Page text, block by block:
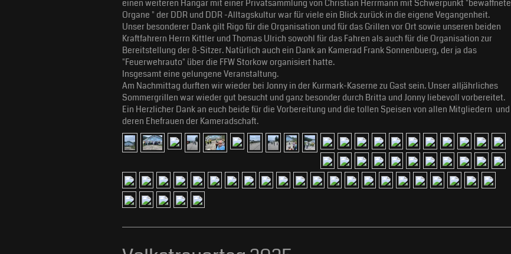
einen weiteren Hangar mit einer Privatsammlung von Christian Herrmann mit Schwerpunkt "bewaffnete
Organe " der DDR und DDR -Alltagskultur war für viele ein Blick zurück in die eigene Vegangenheit.
Unser besonderer Dank gilt Rigo für die Organisation und für das Grillen vor Ort sowie unseren beiden
Kraftfahrern Herrn Kittler und Thomas Ulrich sowohl für das Fahren als auch für die Organisation zur
Bereitstellung der 8-Sitzer. Natürlich auch ein Dank an Kamerad Frank Sonnenbuerg, der ja das
"Feuerwehrauto" über die FFW Storkow organisiert hatte.
Insgesamt eine gelungene Veranstaltung.
Am Nachmittag durften wir wieder bei Jonny in der Kurmark-Kaserne zu Gast sein. Unser alljährliches
Sommergrillen war wieder gut besucht und ganz besonder durch Britta und Jonny liebevoll vorbereitet.
Ein Herzlicher Dank an euch beide für die Vorbereitung und die tollen Speisen von allen Mitgliedern und
deren Ehefrauen der Kameradschaft.